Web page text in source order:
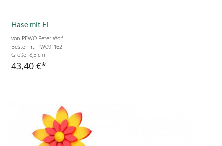
Hase mit Ei
von PEWO Peter Wolf
Bestellnr.: PW09_162
Größe: 8,5 cm
43,40 €